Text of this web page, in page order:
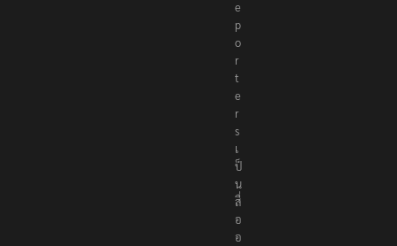
e
p
o
r
t
e
r
s
เ
ป็
น
สื่
อ
อ